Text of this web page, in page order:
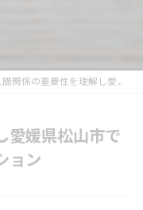
係の重要性を理解し愛媛県松山市で築く良好なコミュニケーション
愛媛県松山市で
ョン